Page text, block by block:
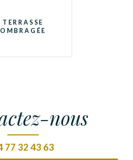
TERRASSE
OMBRAGÉE
nous
77 32 43 63